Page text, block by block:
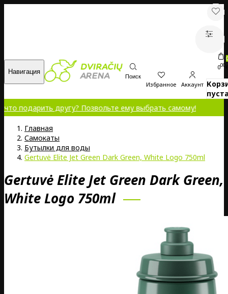
Навигация
Поиск
Избранное Аккаунт
0
000
другу? Позвольте ему выбрать самому!
Главная
Самокаты
Бутылки для воды
Gertuvė Elite Jet Green Dark Green, White Logo 750ml
Gertuvė Elite Jet Green Dark Green,
White Logo 750ml